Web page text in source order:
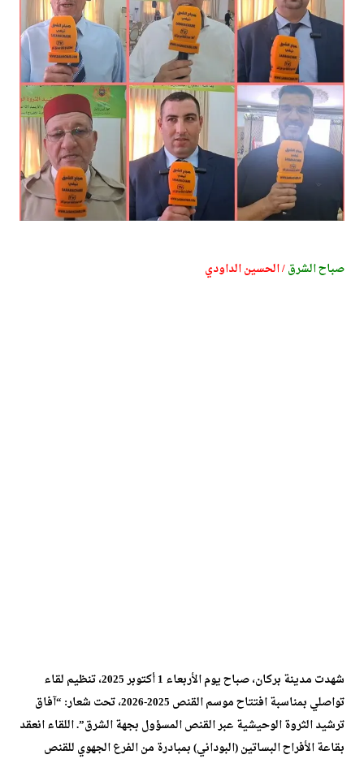
صباح الشرق/ الحسين الداودي
شهدت مدينة بركان، صباح يوم الأربعاء 1 أكتوبر 2025، تنظيم لقاء
تواصلي بمناسبة افتتاح موسم القنص 2025-2026، تحت شعار: “آفاق
ترشيد الثروة الوحيشية عبر القنص المسؤول بجهة الشرق”. اللقاء انعقد
بقاعة الأفراح البساتين (البوداني) بمبادرة من الفرع الجهوي للقنص